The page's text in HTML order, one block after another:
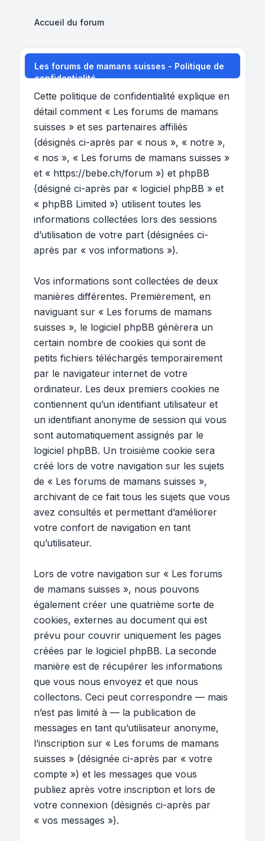
Accueil du forum
Les forums de mamans suisses - Politique de
confidentialité
Cette politique de confidentialité explique en
détail comment « Les forums de mamans
suisses » et ses partenaires affiliés
(désignés ci-après par « nous », « notre »,
« nos », « Les forums de mamans suisses »
et « https://bebe.ch/forum ») et phpBB
(désigné ci-après par « logiciel phpBB » et
« phpBB Limited ») utilisent toutes les
informations collectées lors des sessions
d’utilisation de votre part (désignées ci-
après par « vos informations »).
Vos informations sont collectées de deux
manières différentes. Premièrement, en
naviguant sur « Les forums de mamans
suisses », le logiciel phpBB génèrera un
certain nombre de cookies qui sont de
petits fichiers téléchargés temporairement
par le navigateur internet de votre
ordinateur. Les deux premiers cookies ne
contiennent qu’un identifiant utilisateur et
un identifiant anonyme de session qui vous
sont automatiquement assignés par le
logiciel phpBB. Un troisième cookie sera
créé lors de votre navigation sur les sujets
de « Les forums de mamans suisses »,
archivant de ce fait tous les sujets que vous
avez consultés et permettant d’améliorer
votre confort de navigation en tant
qu’utilisateur.
Lors de votre navigation sur « Les forums
de mamans suisses », nous pouvons
également créer une quatrième sorte de
cookies, externes au document qui est
prévu pour couvrir uniquement les pages
créées par le logiciel phpBB. La seconde
manière est de récupérer les informations
que vous nous envoyez et que nous
collectons. Ceci peut correspondre — mais
n’est pas limité à — la publication de
messages en tant qu’utilisateur anonyme,
l’inscription sur « Les forums de mamans
suisses » (désignée ci-après par « votre
compte ») et les messages que vous
publiez après votre inscription et lors de
votre connexion (désignés ci-après par
« vos messages »).